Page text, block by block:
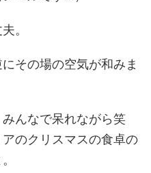
。
その場の空気が和みま
みんなで呆れながら笑
のクリスマスの食卓の